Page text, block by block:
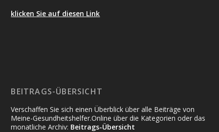
klicken Sie auf diesen Link
BEITRAGS-ÜBERSICHT
Verschaffen Sie sich einen Überblick über alle Beiträge von
Meine-Gesundheitshelfer.Online über die Kategorien oder das
monatliche Archiv: Beitrags-Übersicht